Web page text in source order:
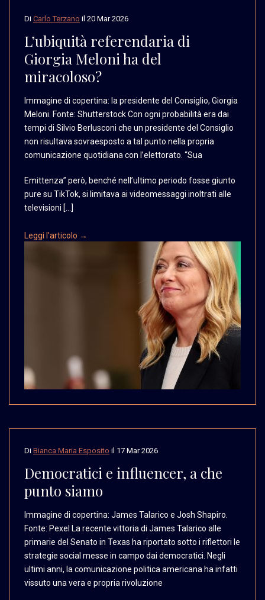
Di Carlo Terzano il 20 Mar 2026
L’ubiquità referendaria di
Giorgia Meloni ha del
miracoloso?
Immagine di copertina: la presidente del Consiglio, Giorgia
Meloni. Fonte: Shutterstock Con ogni probabilità era dai
tempi di Silvio Berlusconi che un presidente del Consiglio
non risultava sovraesposto a tal punto nella propria
comunicazione quotidiana con l’elettorato. “Sua
Emittenza” però, benché nell’ultimo periodo fosse giunto
pure su TikTok, si limitava ai videomessaggi inoltrati alle
televisioni […]
Leggi l'articolo →
Di Bianca Maria Esposito il 17 Mar 2026
Democratici e influencer, a che
punto siamo
Immagine di copertina: James Talarico e Josh Shapiro.
Fonte: Pexel La recente vittoria di James Talarico alle
primarie del Senato in Texas ha riportato sotto i riflettori le
strategie social messe in campo dai democratici. Negli
ultimi anni, la comunicazione politica americana ha infatti
vissuto una vera e propria rivoluzione